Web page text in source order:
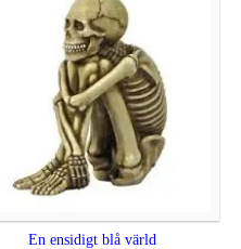
En ensidigt blå värld